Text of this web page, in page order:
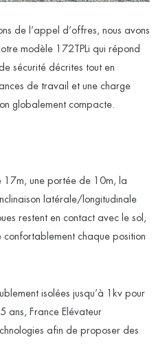
de l’appel d’offres, nous avons
modèle 172TPLi qui répond
sécurité décrites tout en
de travail et une charge
globalement compacte.
17m, une portée de 10m, la
latérale/longitudinale
restent en contact avec le sol,
confortablement chaque position
isolées jusqu’à 1kv pour
ans, France Elévateur
afin de proposer des